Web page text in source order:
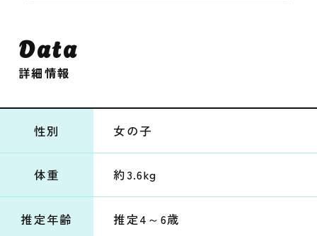
Data
詳細情報
性別 女の子
体重 約3.6kg
推定年齢 推定4～6歳